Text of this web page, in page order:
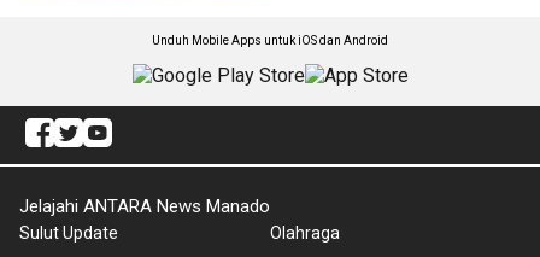
Unduh Mobile Apps untuk iOS dan Android
Jelajahi ANTARA News Manado
Sulut Update
Olahraga